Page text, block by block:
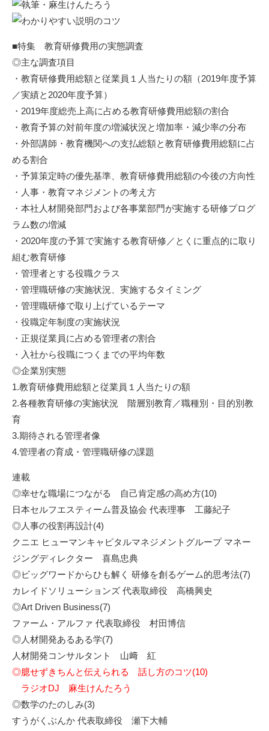
■特集 教育研修費用の実態調査
◎主な調査項目
・教育研修費用総額と従業員１人当たりの額（2019年度予算
／実績と2020年度予算）
・2019年度総売上高に占める教育研修費用総額の割合
・教育予算の対前年度の増減状況と増加率・減少率の分布
・外部講師・教育機関への支払総額と教育研修費用総額に占
める割合
・予算策定時の優先基準、教育研修費用総額の今後の方向性
・人事・教育マネジメントの考え方
・本社人材開発部門および各事業部門が実施する研修プログ
ラム数の増減
・2020年度の予算で実施する教育研修／とくに重点的に取り
組む教育研修
・管理者とする役職クラス
・管理職研修の実施状況、実施するタイミング
・管理職研修で取り上げているテーマ
・役職定年制度の実施状況
・正規従業員に占める管理者の割合
・入社から役職につくまでの平均年数
◎企業別実態
1.教育研修費用総額と従業員１人当たりの額
2.各種教育研修の実施状況 階層別教育／職種別・目的別教
育
3.期待される管理者像
4.管理者の育成・管理職研修の課題
連載
◎幸せな職場につながる 自己肯定感の高め方(10)
日本セルフエスティーム普及協会 代表理事 工藤紀子
◎人事の役割再設計(4)
クニエ ヒューマンキャピタルマネジメントグループ マネー
ジングディレクター 喜島忠典
◎ビッグワードからひも解く 研修を創るゲーム的思考法(7)
カレイドソリューションズ 代表取締役 高橋興史
◎Art Driven Business(7)
ファーム・アルファ 代表取締役 村田博信
◎人材開発あるある学(7)
人材開発コンサルタント 山﨑 紅
◎臆せずきちんと伝えられる 話し方のコツ(10)
ラジオDJ 麻生けんたろう
◎数学のたのしみ(3)
すうがくぶんか 代表取締役 瀬下大輔